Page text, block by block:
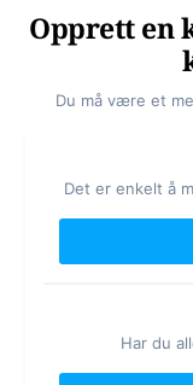
Opprett en
Du må være et
Det er enkelt å
Har du